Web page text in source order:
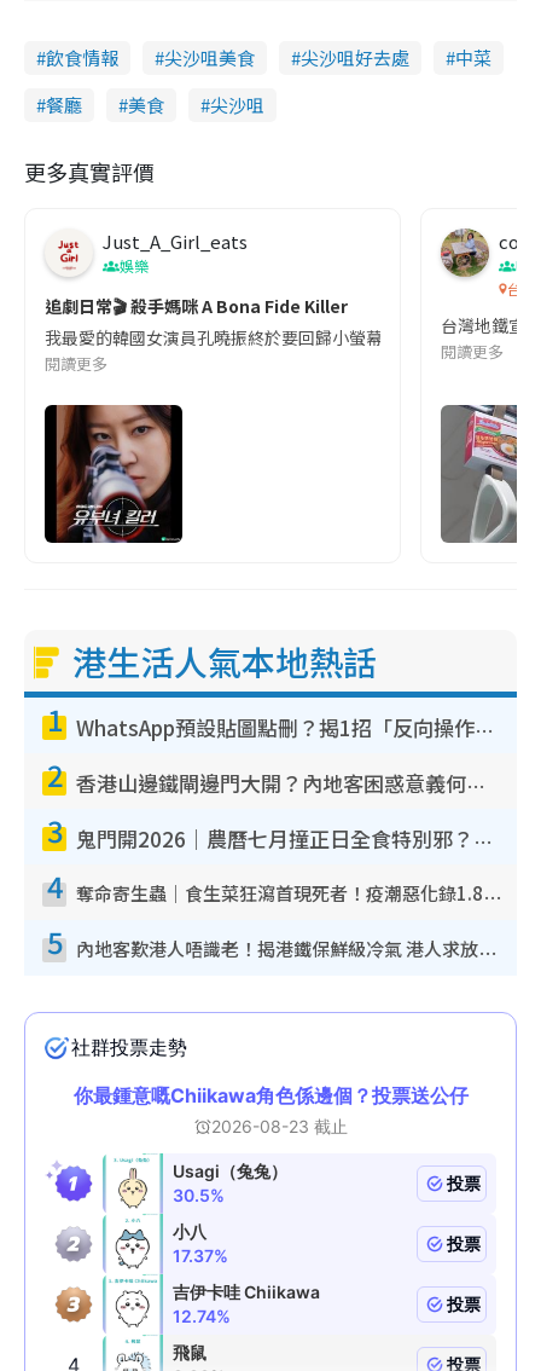
飲食情報 尖沙咀美食 尖沙咀好去處
中菜
餐廳
美食 尖沙咀
更多真實評價
Just_A_Girl_eats
娛樂
追劇日常🎬 殺手媽咪 A Bona Fide Killer
我最愛的韓國女演員孔曉振終於要回歸小螢幕啦!這次的劇本改編
閱讀更多
co
吹
台灣
台灣地鐵宣
閱讀更多
港生活人氣本地熱話
1 WhatsApp預設貼圖點刪？揭1招「反向操作」還原簡潔介面 附3步實測教學
2 香港山邊鐵閘邊門大開？內地客困惑意義何在！網民神回覆：呢種叫法理性防禦
3 鬼門開2026｜農曆七月撞正日全食特別邪？專家警告切忌做一事！揭4大禁忌+2招保平安
4 奪命寄生蟲｜食生菜狂瀉首現死者！疫潮惡化錄1.8萬宗病例 揭洗菜3大謬誤
5 內地客歎港人唔識老！揭港鐵保鮮級冷氣 港人求放過：咪投訴